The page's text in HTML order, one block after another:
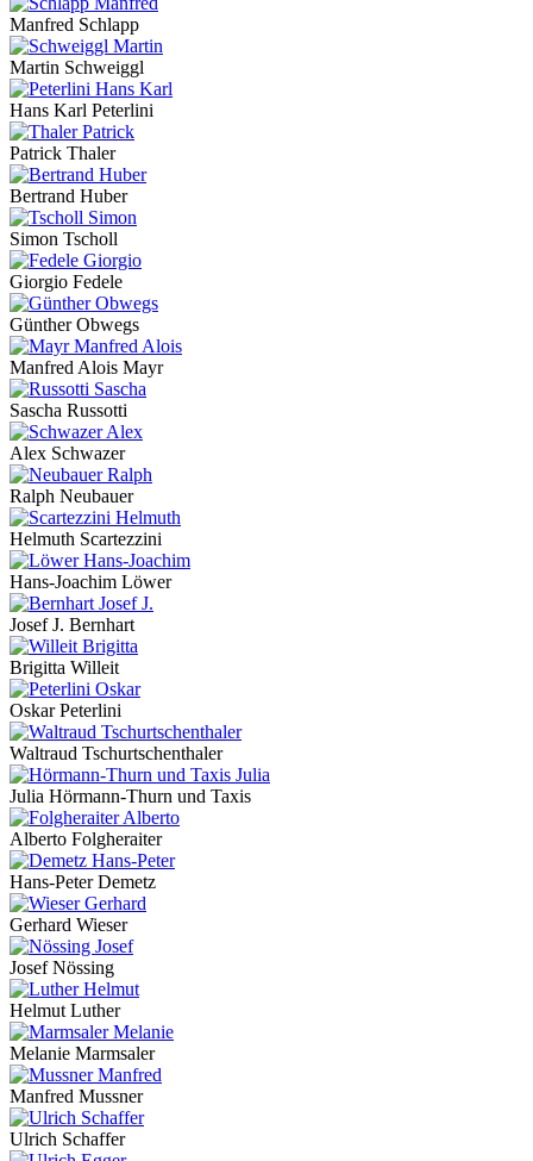
Manfred Schlapp
Martin Schweiggl
Hans Karl Peterlini
Patrick Thaler
Bertrand Huber
Simon Tscholl
Giorgio Fedele
Günther Obwegs
Manfred Alois Mayr
Sascha Russotti
Alex Schwazer
Ralph Neubauer
Helmuth Scartezzini
Hans-Joachim Löwer
Josef J. Bernhart
Brigitta Willeit
Oskar Peterlini
Waltraud Tschurtschenthaler
Julia Hörmann-Thurn und Taxis
Alberto Folgheraiter
Hans-Peter Demetz
Gerhard Wieser
Josef Nössing
Helmut Luther
Melanie Marmsaler
Manfred Mussner
Ulrich Schaffer